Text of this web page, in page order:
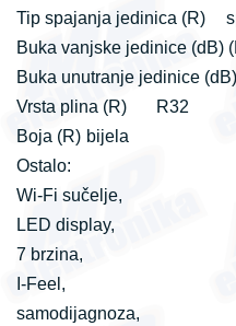
Tip spajanja jedinica (R)
Buka vanjske jedinice (dB)
Buka unutranje jedinice
Vrsta plina (R)
R32
Boja (R) bijela
Ostalo:
Wi-Fi sučelje,
LED display,
7 brzina,
I-Feel,
samodijagnoza,